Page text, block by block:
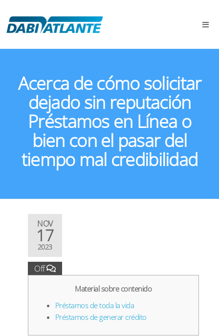
Acerca de cómo solicitar
dejado sin reputación
Préstamos en Línea o
bien con el pasar del
tiempo mal credibilidad
NOV
17
2023
Off
Material sobre contenido
Préstamos de toda la vida
Préstamos de generar crédito